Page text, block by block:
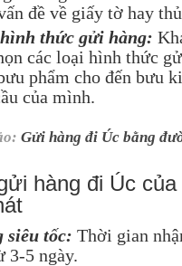
đề về giấy tờ hay
thức gửi hàng:
các loại hình thức
phẩm cho đến bưu
của mình.
Gửi hàng đi Úc bằng
hàng đi Úc của
siêu tốc:Thời gian
3-5 ngày.